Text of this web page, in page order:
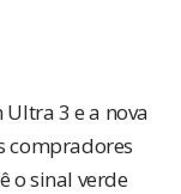
3 e a nova
compradores
o sinal verde